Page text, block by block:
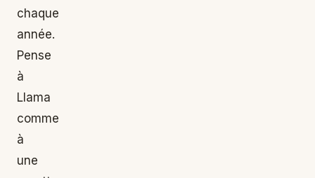
chaque
année.
Pense
à
Llama
comme
à
une